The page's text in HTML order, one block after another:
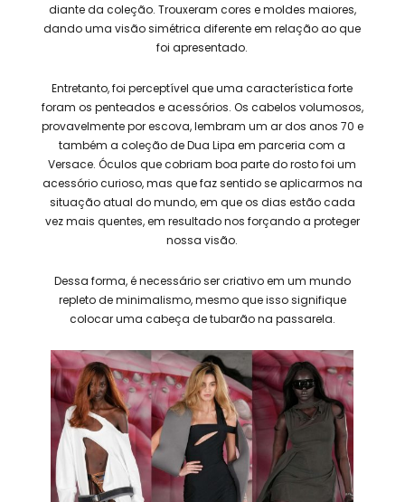
diante da coleção. Trouxeram cores e moldes maiores,
dando uma visão simétrica diferente em relação ao que
foi apresentado.
Entretanto, foi perceptível que uma característica forte
foram os penteados e acessórios. Os cabelos volumosos,
provavelmente por escova, lembram um ar dos anos 70 e
também a coleção de Dua Lipa em parceria com a
Versace. Óculos que cobriam boa parte do rosto foi um
acessório curioso, mas que faz sentido se aplicarmos na
situação atual do mundo, em que os dias estão cada
vez mais quentes, em resultado nos forçando a proteger
nossa visão.
Dessa forma, é necessário ser criativo em um mundo
repleto de minimalismo, mesmo que isso signifique
colocar uma cabeça de tubarão na passarela.